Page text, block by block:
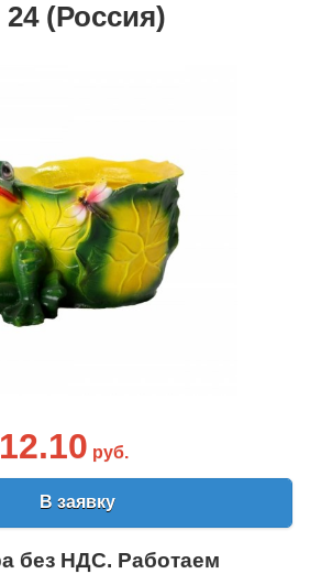
(Россия)
12.10 руб.
В заявку
без НДС. Работаем